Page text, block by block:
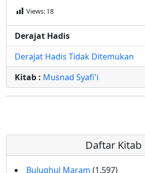
Views: 18
Derajat Hadis
Derajat Hadis Tidak Ditemukan
Kitab : Musnad Syafi'i
Daftar Kitab
Bulughul Maram (1,597)